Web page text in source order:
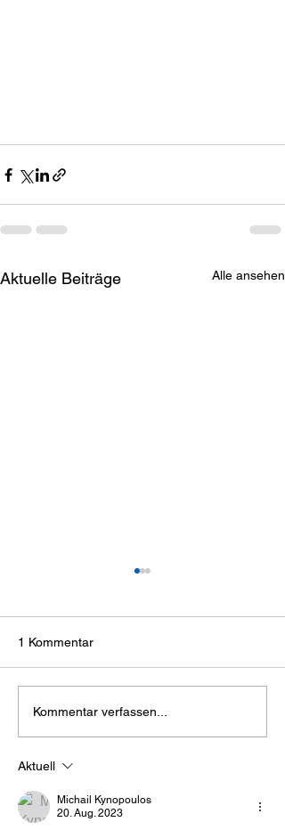
Aktuelle Beiträge Alle ansehen
Life - Rio de Janeiro
unboxing
1 Kommentar
Kommentar verfassen...
Aktuell
Michail Kynopoulos
20. Aug. 2023